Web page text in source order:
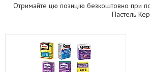
Отримайте цю позицію безкоштовно при
Пастель